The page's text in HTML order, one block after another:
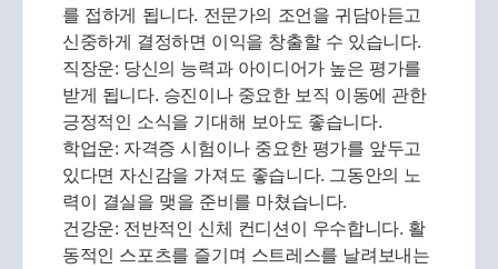
를 접하게 됩니다. 전문가의 조언을 귀담아듣고
신중하게 결정하면 이익을 창출할 수 있습니다.
직장운: 당신의 능력과 아이디어가 높은 평가를
받게 됩니다. 승진이나 중요한 보직 이동에 관한
긍정적인 소식을 기대해 보아도 좋습니다.
학업운: 자격증 시험이나 중요한 평가를 앞두고
있다면 자신감을 가져도 좋습니다. 그동안의 노
력이 결실을 맺을 준비를 마쳤습니다.
건강운: 전반적인 신체 컨디션이 우수합니다. 활
동적인 스포츠를 즐기며 스트레스를 날려보내는